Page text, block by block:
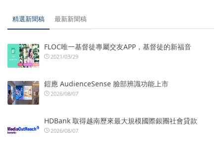
精選新聞稿 最新新聞稿
FLOC唯一基督徒專屬交友APP，基督徒的新福音
2021/03/29
鎧應 AudienceSense 臉部辨識功能上市
2026/08/07
HDBank 取得越南歷來最大規模國際銀團社會貸款
2026/08/07